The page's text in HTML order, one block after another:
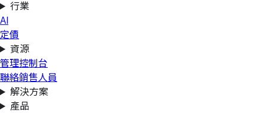
行業
AI
定價
資源
管理控制台
聯絡銷售人員
解決方案
產品